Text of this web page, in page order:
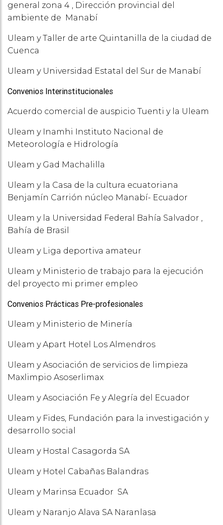
general zona 4 , Dirección provincial del
ambiente de Manabí
Uleam y Taller de arte Quintanilla de la ciudad de
Cuenca
Uleam y Universidad Estatal del Sur de Manabí
Convenios Interinstitucionales
Acuerdo comercial de auspicio Tuenti y la Uleam
Uleam y Inamhi Instituto Nacional de
Meteorología e Hidrología
Uleam y Gad Machalilla
Uleam y la Casa de la cultura ecuatoriana
Benjamín Carrión núcleo Manabí- Ecuador
Uleam y la Universidad Federal Bahía Salvador ,
Bahía de Brasil
Uleam y Liga deportiva amateur
Uleam y Ministerio de trabajo para la ejecución
del proyecto mi primer empleo
Convenios Prácticas Pre-profesionales
Uleam y Ministerio de Minería
Uleam y Apart Hotel Los Almendros
Uleam y Asociación de servicios de limpieza
Maxlimpio Asoserlimax
Uleam y Asociación Fe y Alegría del Ecuador
Uleam y Fides, Fundación para la investigación y
desarrollo social
Uleam y Hostal Casagorda SA
Uleam y Hotel Cabañas Balandras
Uleam y Marinsa Ecuador SA
Uleam y Naranjo Alava SA Naranlasa